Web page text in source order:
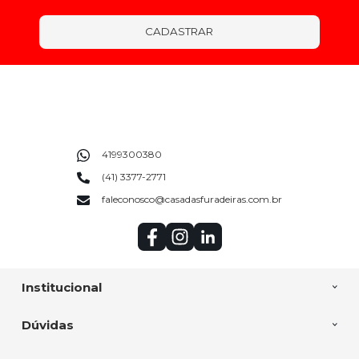
CADASTRAR
Institucional
Dúvidas
4199300380
(41) 3377-2771
faleconosco@casadasfuradeiras.com.br